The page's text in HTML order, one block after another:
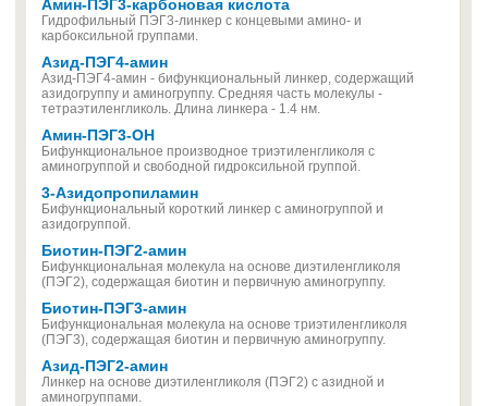
Амин-ПЭГ3-карбоновая кислота
Гидрофильный ПЭГ3-линкер с концевыми амино- и
карбоксильной группами.
Азид-ПЭГ4-амин
Азид-ПЭГ4-амин - бифункциональный линкер, содержащий
азидогруппу и аминогруппу. Средняя часть молекулы -
тетраэтиленгликоль. Длина линкера - 1.4 нм.
Амин-ПЭГ3-OH
Бифункциональное производное триэтиленгликоля с
аминогруппой и свободной гидроксильной группой.
3-Азидопропиламин
Бифункциональный короткий линкер с аминогруппой и
азидогруппой.
Биотин-ПЭГ2-амин
Бифункциональная молекула на основе диэтиленгликоля
(ПЭГ2), содержащая биотин и первичную аминогруппу.
Биотин-ПЭГ3-амин
Бифункциональная молекула на основе триэтиленгликоля
(ПЭГ3), содержащая биотин и первичную аминогруппу.
Азид-ПЭГ2-амин
Линкер на основе диэтиленгликоля (ПЭГ2) с азидной и
аминогруппами.